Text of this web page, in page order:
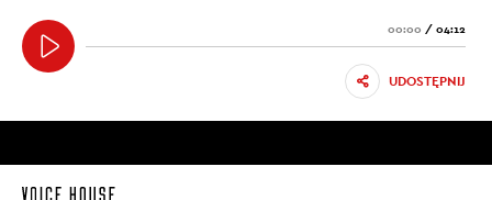
00:00 / 04:12
UDOSTĘPNIJ